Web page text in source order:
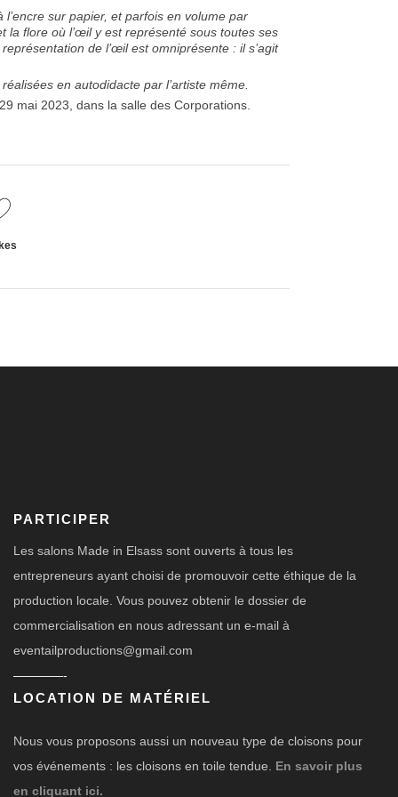
sur papier, et parfois en volume par
la flore où l’œil y est représenté sous toutes ses
de l’œil est omniprésente : il s’agit
en autodidacte par l’artiste même.
mai 2023, dans la salle des Corporations.
PARTICIPER
Les salons Made in Elsass sont ouverts à tous les
entrepreneurs ayant choisi de promouvoir cette éthique de la
production locale. Vous pouvez obtenir le dossier de
commercialisation en nous adressant un e-mail à
eventailproductions@gmail.com
————-
LOCATION DE MATÉRIEL
Nous vous proposons aussi un nouveau type de cloisons pour
vos événements : les cloisons en toile tendue. En savoir plus
en cliquant ici.